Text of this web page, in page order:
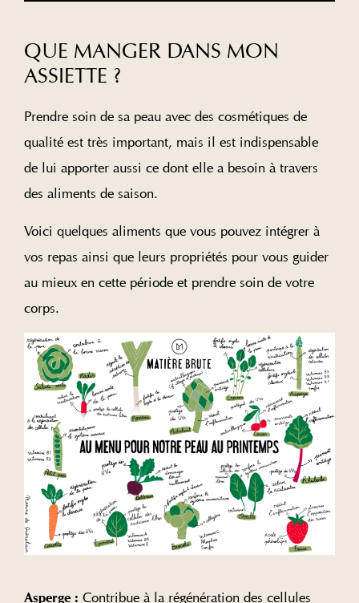
QUE MANGER DANS MON
ASSIETTE ?
Prendre soin de sa peau avec des cosmétiques de
qualité est très important, mais il est indispensable
de lui apporter aussi ce dont elle a besoin à travers
des aliments de saison.
Voici quelques aliments que vous pouvez intégrer à
vos repas ainsi que leurs propriétés pour vous guider
au mieux en cette période et prendre soin de votre
corps.
Asperge : Contribue à la régénération des cellules